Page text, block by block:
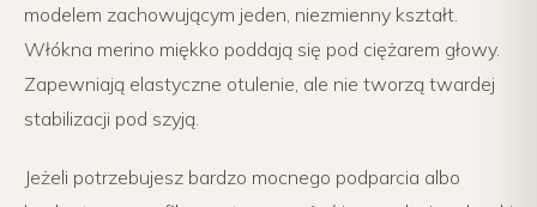
modelem zachowującym jeden, niezmienny kształt.
Włókna merino miękko poddają się pod ciężarem głowy.
Zapewniają elastyczne otulenie, ale nie tworzą twardej
stabilizacji pod szyją.
Jeżeli potrzebujesz bardzo mocnego podparcia albo